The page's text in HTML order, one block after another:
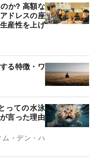
か? 高額な
ドレスの座
産性を上げ
る特徴・ワ
っての水泳
言った理由
・デン・ハ